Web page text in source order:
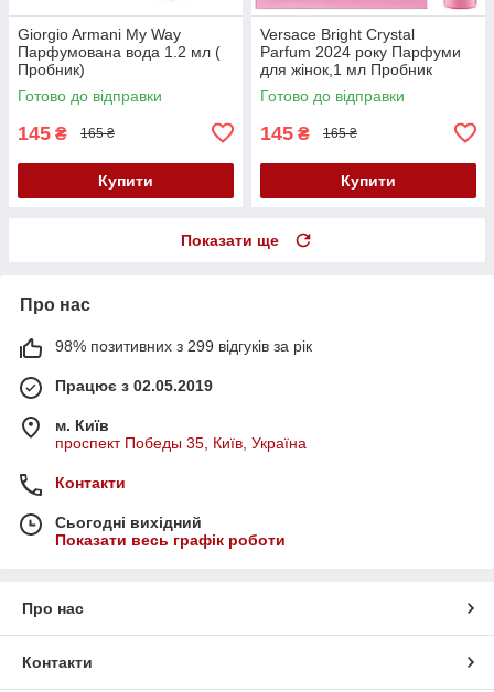
Giorgio Armani My Way
Парфумована вода 1.2 мл (
Пробник)
Готово до відправки
145 ₴ 165 ₴
Купити
Versace Bright Crystal
Parfum 2024 року Парфуми
для жінок,1 мл Пробник
Готово до відправки
145 ₴ 165 ₴
Купити
Показати ще
Про нас
98% позитивних з 299 відгуків за рік
Працює з 02.05.2019
м. Київ
проспект Победы 35, Київ, Україна
Контакти
Сьогодні вихідний
Показати весь графік роботи
Про нас
Контакти